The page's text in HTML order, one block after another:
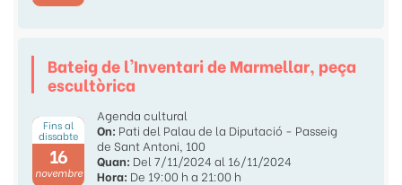
Bateig de l'Inventari de Marmellar, peça
escultòrica
Fins al
dissabte
16
novembre
Agenda cultural
On: Pati del Palau de la Diputació - Passeig
de Sant Antoni, 100
Quan: Del 7/11/2024 al 16/11/2024
Hora: De 19:00 h a 21:00 h